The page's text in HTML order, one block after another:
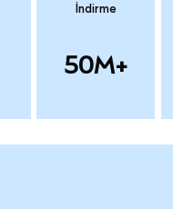
İndirme
50M+